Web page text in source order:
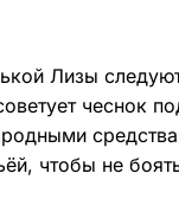
Лизы
чеснок
чтобы не